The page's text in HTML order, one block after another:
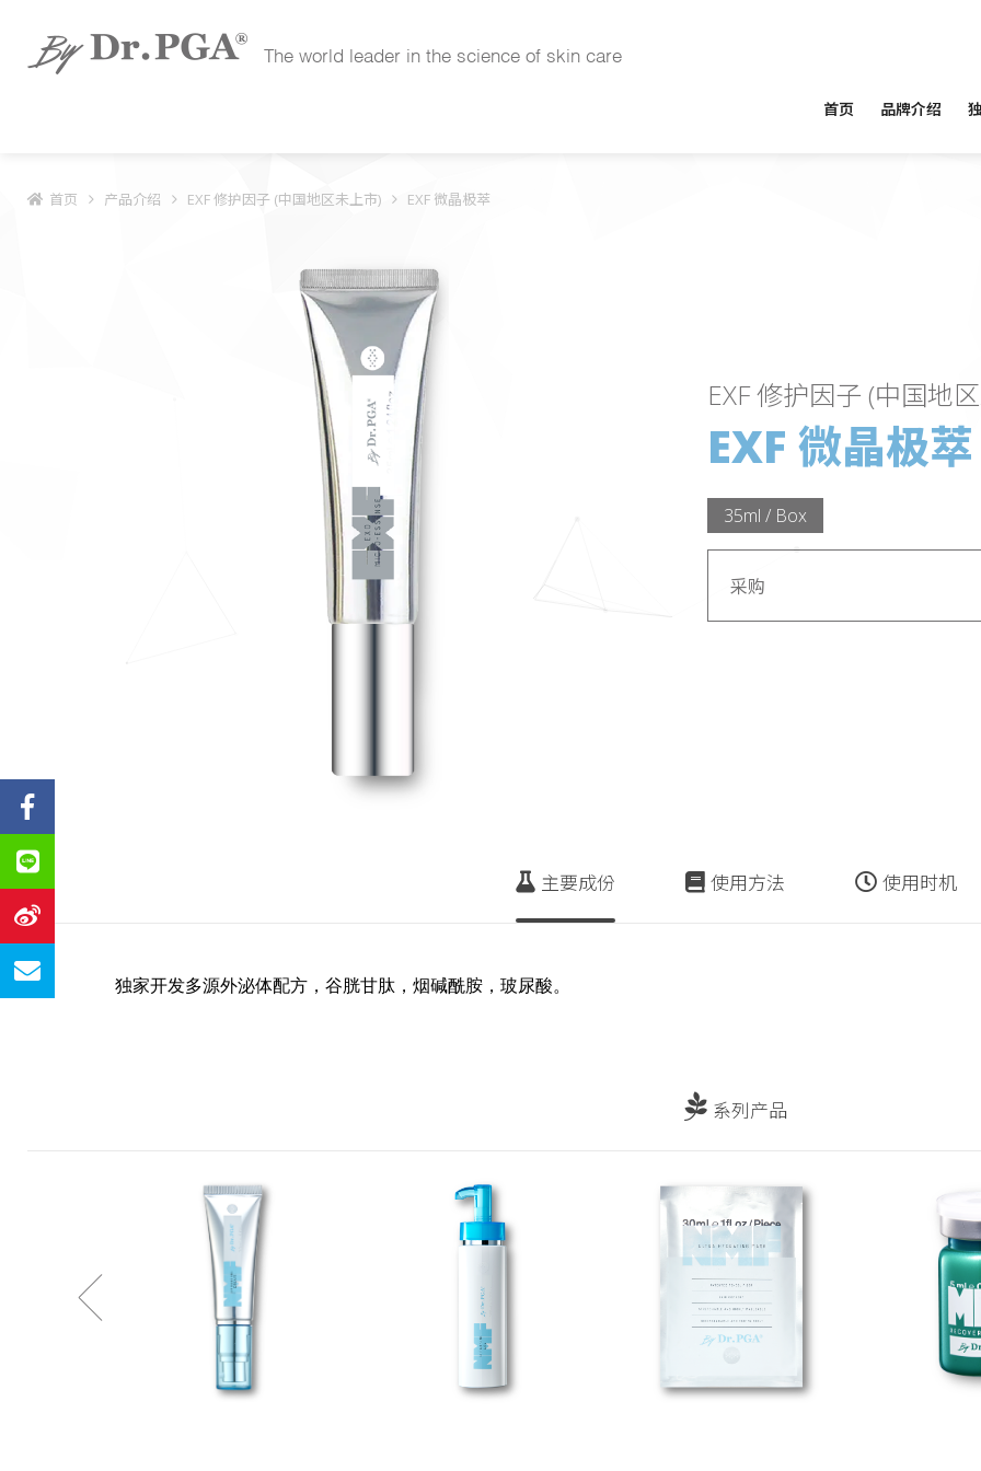
The world leader in the science of skin care
首页 品牌介绍
首页 产品介绍 EXF 修护因子 (中国地区未上市) EXF 微晶极萃
EXF 修护因子 (中国地
EXF 微晶极萃
35ml / Box
采购
主要成份 使用方法 使用时机
独家开发多源外泌体配方，谷胱甘肽，烟碱酰胺，玻尿酸。
系列产品